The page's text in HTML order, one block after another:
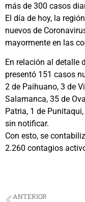
más de 300 casos
El día de hoy, la
nuevos de
mayormente en las
En relación al detalle
presentó 151 casos
2 de Paihuano, 3 de
Salamanca, 35 de
Patria, 1 de
sin notificar.
Con esto, se
2.260 contagios
ANTERIOR